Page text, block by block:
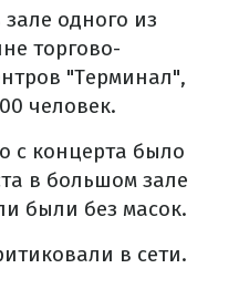
зале одного из
торгово-
"Терминал",
человек.
с концерта было
в большом зале
были без масок.
в сети.